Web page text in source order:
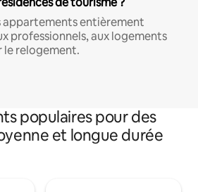
appartements entièrement
professionnels, aux logements
relogement.
populaires pour des
et longue durée